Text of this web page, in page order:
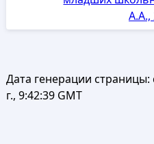
А.А.,
Дата генерации страницы:
г., 9:42:39 GMT